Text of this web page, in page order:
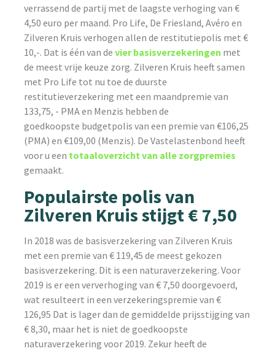
verrassend de partij met de laagste verhoging van €
4,50 euro per maand. Pro Life, De Friesland, Avéro en
Zilveren Kruis verhogen allen de restitutiepolis met €
10,-. Dat is één van devier basisverzekeringen met
de meest vrije keuze zorg. Zilveren Kruis heeft samen
met Pro Life tot nu toe de duurste
restitutieverzekering met een maandpremie van
133,75, - PMA en Menzis hebben de
goedkoopste budgetpolis van een premie van €106,25
(PMA) en €109,00 (Menzis). De Vastelastenbond heeft
voor u een totaaloverzicht van alle zorgpremies
gemaakt.
Populairste polis van
Zilveren Kruis stijgt € 7,50
In 2018 was de basisverzekering van Zilveren Kruis
met een premie van € 119,45 de meest gekozen
basisverzekering. Dit is een naturaverzekering. Voor
2019 is er een ververhoging van € 7,50 doorgevoerd,
wat resulteert in een verzekeringspremie van €
126,95 Dat is lager dan de gemiddelde prijsstijging van
€ 8,30, maar het is niet de goedkoopste
naturaverzekering voor 2019. Zekur heeft de